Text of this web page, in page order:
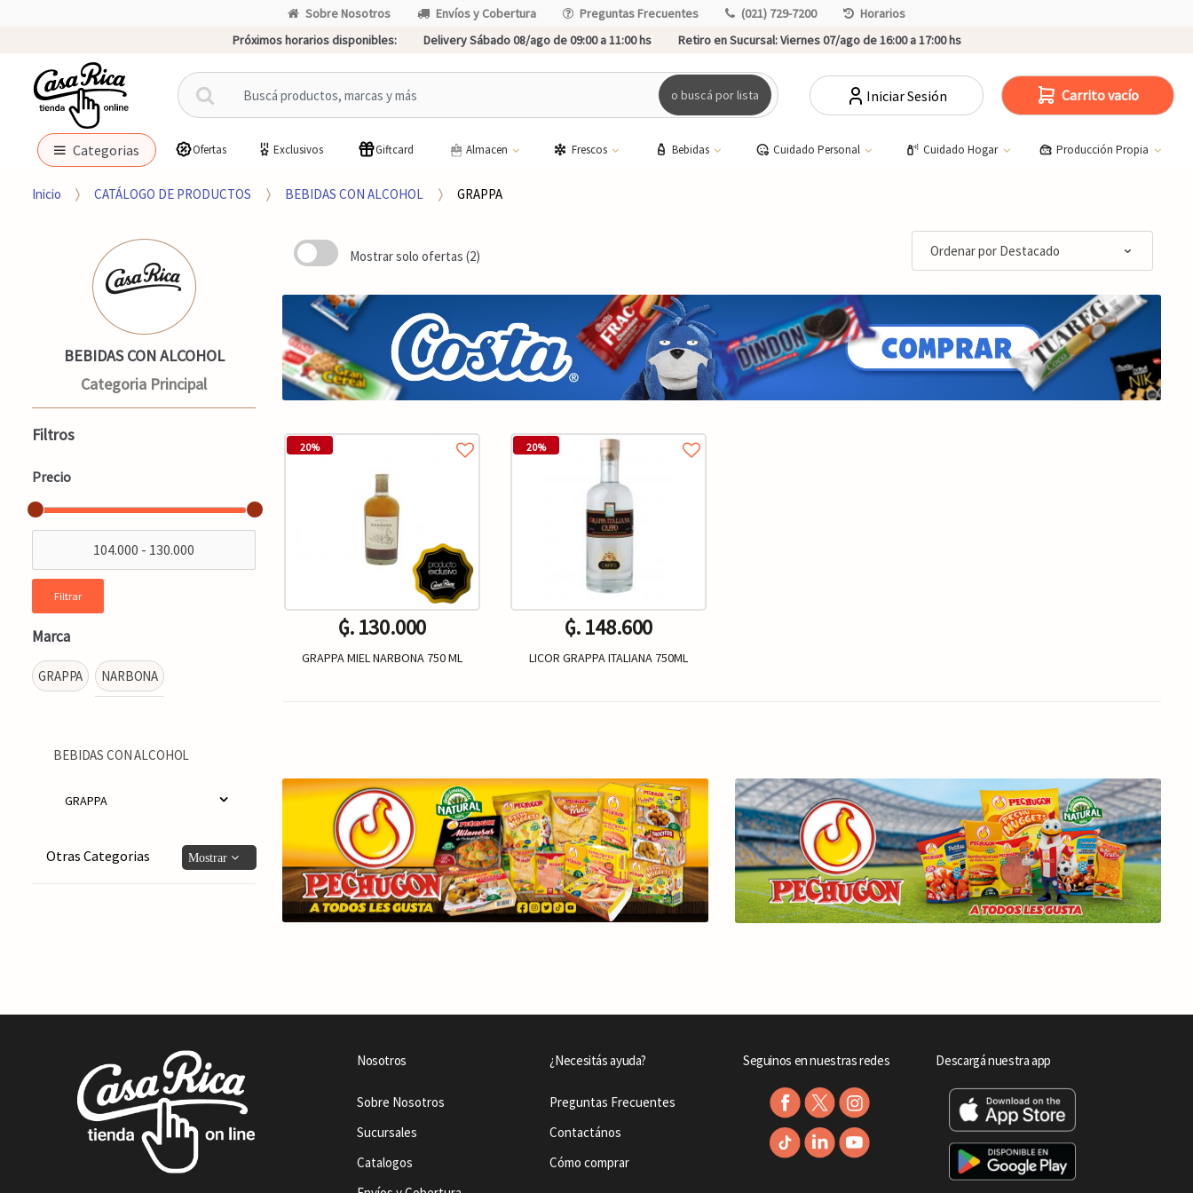
Sobre Nosotros Envíos y Cobertura Preguntas Frecuentes (021) 729-7200
Horarios
Próximos horarios disponibles:
Delivery Sábado 08/ago de 09:00 a 11:00 hs Retiro en Sucursal:Viernes 07/ago de 16:00 a 17:00 hs
B
u
c
r
r
:
o buscá por lista Iniciar Sesión Carrito vacío
Categorias Ofertas Exclusivos Giftcard Almacen Frescos Bebidas Cuidado Personal Cuidado Hogar Producción Propia
Inicio CATÁLOGO DE PRODUCTOS BEBIDAS CON ALCOHOL GRAPPA
Mostrar solo ofertas (2)
20%
₲. 130.000
GRAPPA MIEL NARBONA 750 ML
20%
₲. 148.600
LICOR GRAPPA ITALIANA 750ML
BEBIDAS CON ALCOHOL
Categoria Principal
Filtros
Precio
Filtrar
Marca
GRAPPA NARBONA
BEBIDAS CON ALCOHOL
GRAPPA
Otras Categorias
Nosotros
Sobre Nosotros
Sucursales
Catalogos
¿Necesitás ayuda?
Preguntas Frecuentes
Contactános
Cómo comprar
Seguinos en nuestras redes Descargá nuestra app